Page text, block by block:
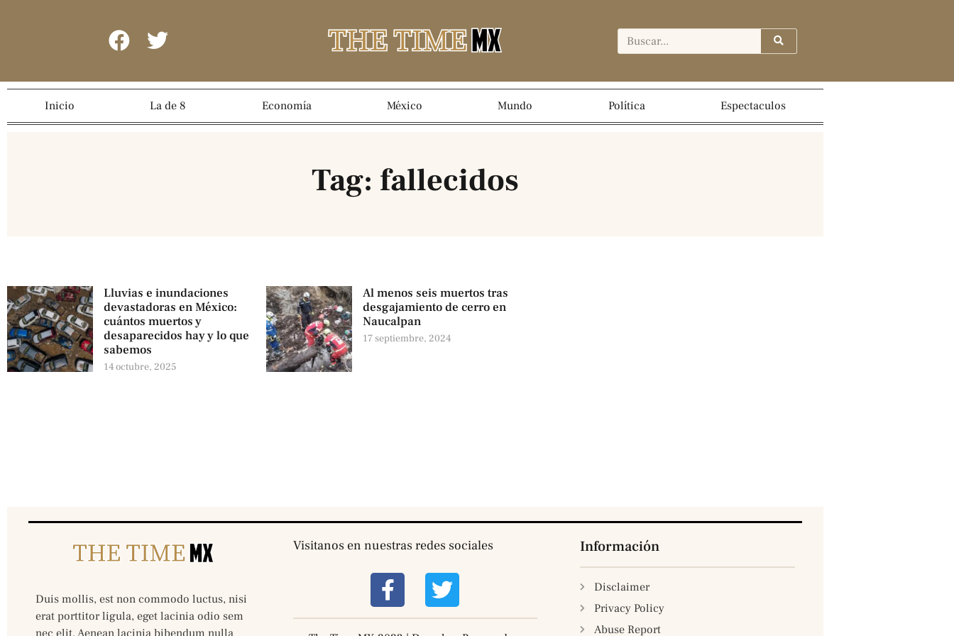
Inicio La de 8 Economía México Mundo Política Espectaculos
Tag: fallecidos
Lluvias e inundaciones
devastadoras en México:
cuántos muertos y
desaparecidos hay y lo que
sabemos
14 octubre, 2025
Al menos seis muertos tras
desgajamiento de cerro en
Naucalpan
17 septiembre, 2024
Duis mollis, est non commodo luctus, nisi
erat porttitor ligula, eget lacinia odio sem
nec elit. Aenean lacinia bibendum nulla
Visitanos en nuestras redes sociales Información
Disclaimer
Privacy Policy
Abuse Report